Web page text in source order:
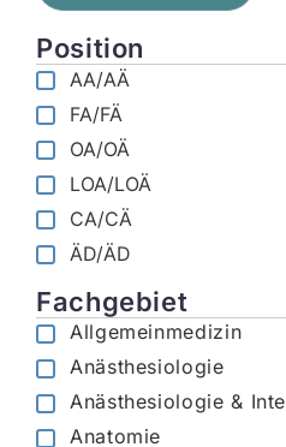
Position
AA/AÄ
FA/FÄ
OA/OÄ
LOA/LOÄ
CA/CÄ
ÄD/ÄD
Fachgebiet
Allgemeinmedizin
Anästhesiologie
Anästhesiologie &
Anatomie